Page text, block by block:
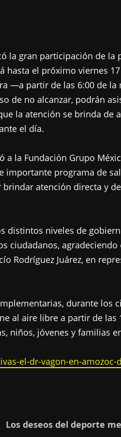
la gran participación de la
hasta el próximo viernes
—a partir de las 6:00 de
de no alcanzar, podrán
la atención se brinda de
el día.
la Fundación Grupo
importante programa de
atención directa y
distintos niveles de
ciudadanos,
Rodríguez Juárez, en
durante los
al aire libre a partir de las
niños, jóvenes y familias
el-dr-vagon-en-
Los deseos del deporte